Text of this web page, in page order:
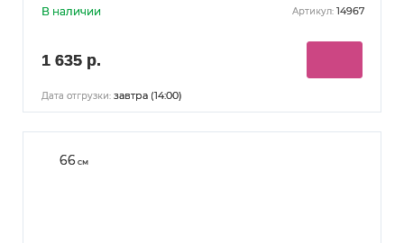
В наличии Артикул: 14967
1 635 р.
Дата отгрузки: завтра (14:00)
66 см